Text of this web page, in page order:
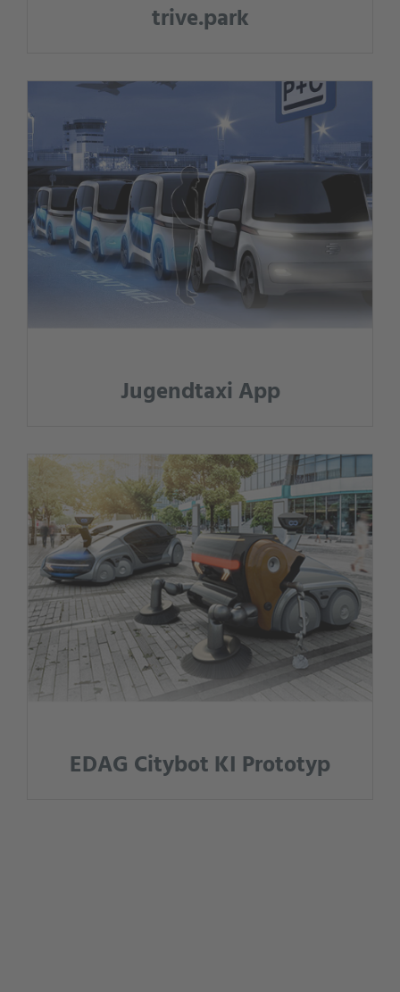
trive.park
Jugendtaxi App
EDAG Citybot KI Prototyp